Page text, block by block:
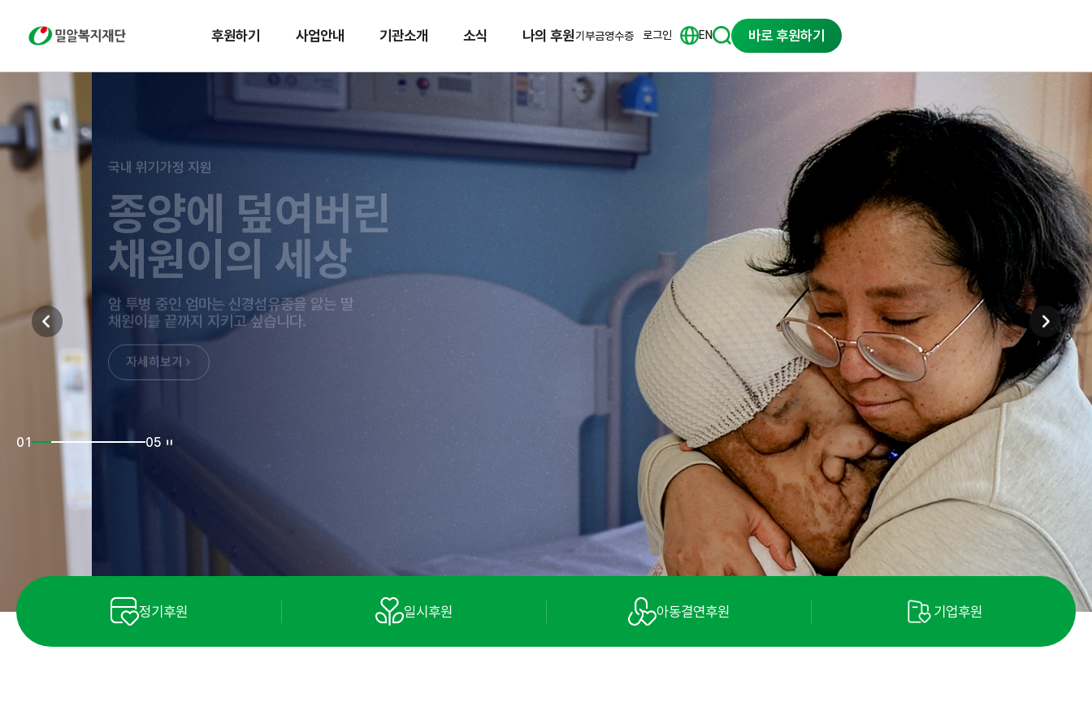
밀알복지재단 후원하기 사업안내 기관소개 소식 나의 후원기부금영수증 로그인 EN 바로 후원하기
국내 위기가정 지원
종양에 덮여버린
채원이의 세상
암 투병 중인 엄마는 신경섬유종을 앓는 딸
채원이를 끝까지 지키고 싶습니다.
02 05
정기후원 일시후원 아동결연후원 기업후원